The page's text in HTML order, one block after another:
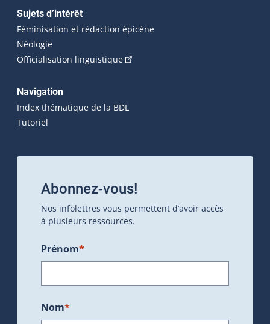
Sujets d’intérêt
Féminisation et rédaction épicène
Néologie
Officialisation linguistique(Cet hyperlien externe s'ouvrira
Navigation
Index thématique de la BDL
Tutoriel
Abonnez-vous!
Nos infolettres vous permettent d’avoir accès
à plusieurs ressources.
Prénom*
Nom*